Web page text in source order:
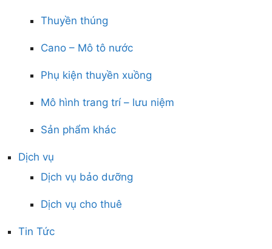
Thuyền thúng
Cano – Mô tô nước
Phụ kiện thuyền xuồng
Mô hình trang trí – lưu niệm
Sản phẩm khác
Dịch vụ
Dịch vụ bảo dưỡng
Dịch vụ cho thuê
Tin Tức